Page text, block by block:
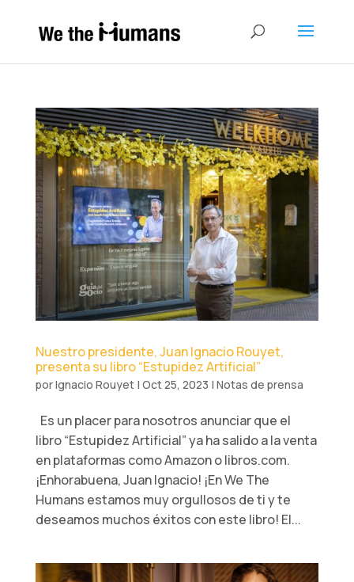
Nuestro presidente, Juan Ignacio Rouyet,
presenta su libro “Estupidez Artificial”
porIgnacio Rouyet| Oct 25, 2023 | Notas de prensa
Es un placer para nosotros anunciar que el
libro “Estupidez Artificial” ya ha salido a la venta
en plataformas como Amazon o libros.com.
¡Enhorabuena, Juan Ignacio! ¡En We The
Humans estamos muy orgullosos de ti y te
deseamos muchos éxitos con este libro! El...